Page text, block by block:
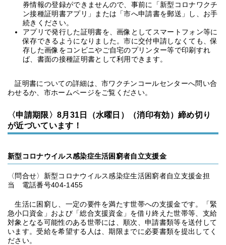
券情報の登録ができませんので、事前に「新型コロナワクチ
ン接種証明書アプリ」または「市へ申請書を郵送」し、お手
続きください。
アプリで発行した証明書を、画像としてスマートフォン等に
保存できるようになりました。市に交付申請しなくても、保
存した画像をコンビニやご自宅のプリンター等で印刷すれ
ば、書面の接種証明書として利用できます。
証明書についての詳細は、市ワクチンコールセンターへ問い合
わせるか、市ホームページをご覧ください。
〈申請期限〉8月31日（水曜日）（消印有効）締め切り
が近づいています！
新型コロナウイルス感染症生活困窮者自立支援金
〈問合せ〉新型コロナウイルス感染症生活困窮者自立支援金担
当 電話番号404-1455
生活に困窮し、一定の要件を満たす世帯への支援金です。「緊
急小口資金」および「総合支援資金」を借り終えた世帯等、支給
対象となる可能性のある世帯には、順次、申請書類等を送付して
います。受給を希望する人は、期限までに必要書類を提出してく
ださい。